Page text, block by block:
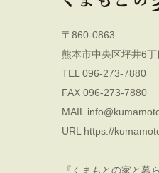
〒860-0863
熊本市中央区坪井6
TEL 096-273-7880
FAX 096-273-7880
MAIL
URL https://
『くまもとの家と暮